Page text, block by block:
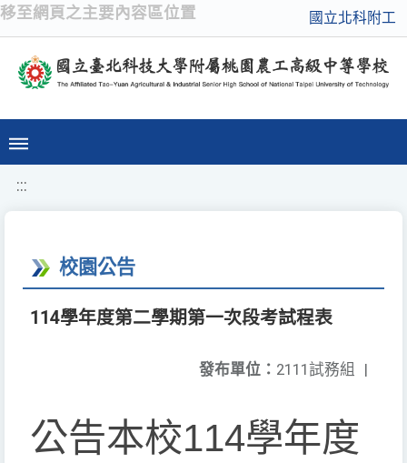
移至網頁之主要內容區位置 國立北科附工
:::
校園公告
114學年度第二學期第一次段考試程表
發布單位： 2111試務組 |
公告本校114學年度